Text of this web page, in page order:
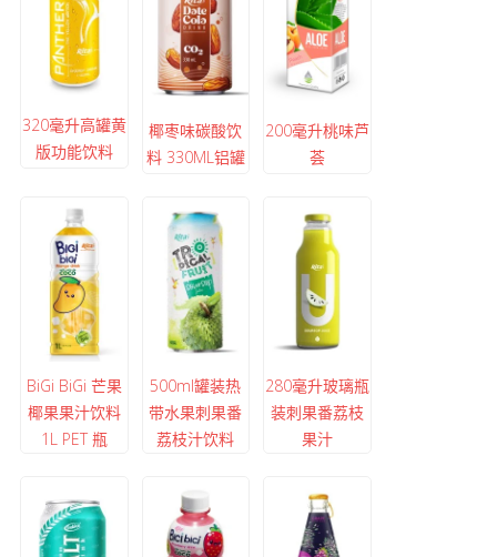
320毫升高罐黄
版功能饮料
椰枣味碳酸饮
料 330ML铝罐
200毫升桃味芦
荟
BiGi BiGi 芒果
椰果果汁饮料
1L PET 瓶
500ml罐装热
带水果刺果番
荔枝汁饮料
280毫升玻璃瓶
装刺果番荔枝
果汁